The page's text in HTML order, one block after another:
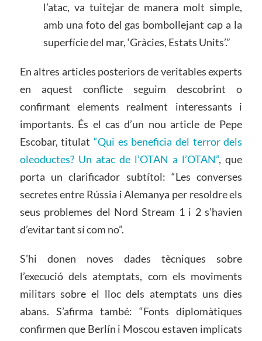
l’atac, va tuitejar de manera molt simple,
amb una foto del gas bombollejant cap a la
superfície del mar, ‘Gràcies, Estats Units’.”
En altres articles posteriors de veritables experts
en aquest conflicte seguim descobrint o
confirmant elements realment interessants i
importants. És el cas d’un nou article de Pepe
Escobar, titulat “Qui es beneficia del terror dels
oleoductes? Un atac de l’OTAN a l’OTAN”, que
porta un clarificador subtítol: “Les converses
secretes entre Rússia i Alemanya per resoldre els
seus problemes del Nord Stream 1 i 2 s’havien
d’evitar tant sí com no”.
S’hi donen noves dades tècniques sobre
l’execució dels atemptats, com els moviments
militars sobre el lloc dels atemptats uns dies
abans. S’afirma també: “Fonts diplomàtiques
confirmen que Berlín i Moscou estaven implicats